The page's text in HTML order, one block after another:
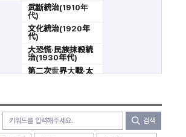
武斷統治(1910年
代)
文化統治(1920年
代)
大恐慌·民族抹殺統
治(1930年代)
第二次世界大戰·太
分類 外 검색